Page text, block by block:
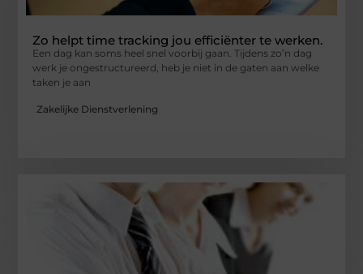
Zo helpt time tracking jou efficiënter te werken.
Een dag kan soms heel snel voorbij gaan. Tijdens zo’n dag
werk je ongestructureerd, heb je niet in de gaten aan welke
taken je aan
Zakelijke Dienstverlening